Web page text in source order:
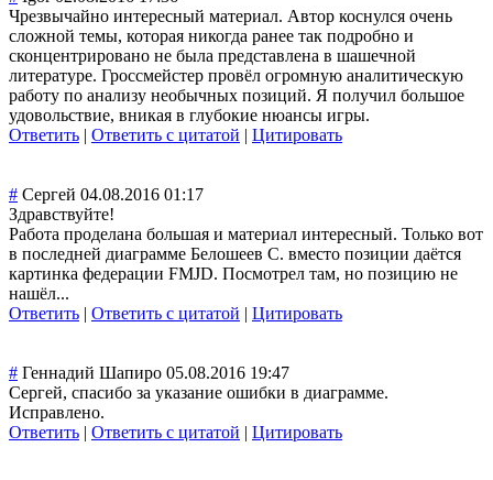
Чрезвычайно интересный материал. Автор коснулся очень
сложной темы, которая никогда ранее так подробно и
сконцентрировано не была представлена в шашечной
литературе. Гроссмейстер провёл огромную аналитическую
работу по анализу необычных позиций. Я получил большое
удовольствие, вникая в глубокие нюансы игры.
Ответить | Ответить с цитатой | Цитировать
# Сергей 04.08.2016 01:17
Здравствуйте!
Работа проделана большая и материал интересный. Только вот
в последней диаграмме Белошеев С. вместо позиции даётся
картинка федерации FMJD. Посмотрел там, но позицию не
нашёл...
Ответить | Ответить с цитатой | Цитировать
# Геннадий Шапиро 05.08.2016 19:47
Сергей, спасибо за указание ошибки в диаграмме.
Исправлено.
Ответить | Ответить с цитатой | Цитировать